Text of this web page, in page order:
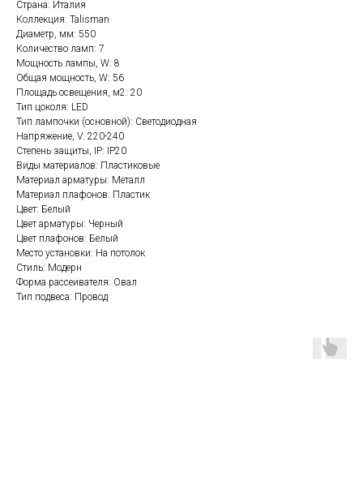
Страна: Италия
Коллекция: Talisman
Диаметр, мм: 550
Количество ламп: 7
Мощность лампы, W: 8
Общая мощность, W: 56
Площадь освещения, м2: 20
Тип цоколя: LED
Тип лампочки (основной): Светодиодная
Напряжение, V: 220-240
Степень защиты, IP: IP20
Виды материалов: Пластиковые
Материал арматуры: Металл
Материал плафонов: Пластик
Цвет: Белый
Цвет арматуры: Черный
Цвет плафонов: Белый
Место установки: На потолок
Стиль: Модерн
Форма рассеивателя: Овал
Тип подвеса: Провод